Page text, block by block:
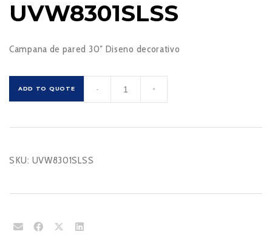
UVW8301SLSS
Campana de pared 30″ Diseno decorativo
ADD TO QUOTE
UVW8301SLSS
cantidad
- +
SKU: UVW8301SLSS